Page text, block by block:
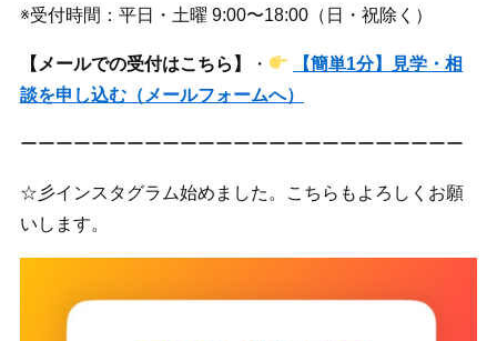
※受付時間：平日・土曜 9:00〜18:00（日・祝除く）
【メールでの受付はこちら】 ・
【簡単1分】見学・相
談を申し込む（メールフォームへ）
ーーーーーーーーーーーーーーーーーーーーーーーーー
☆彡インスタグラム始めました。こちらもよろしくお願
いします。